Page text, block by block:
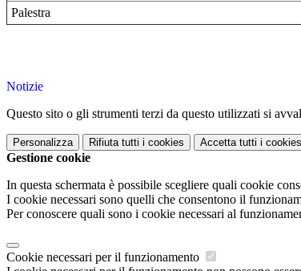
Palestra
Notizie
Questo sito o gli strumenti terzi da questo utilizzati si
Personalizza Rifiuta tutti i cookies Accetta tutti i cookies
Gestione cookie
In questa schermata è possibile scegliere quali cookie
I cookie necessari sono quelli che consentono il
Per conoscere quali sono i cookie necessari al
Cookie necessari per il funzionamento